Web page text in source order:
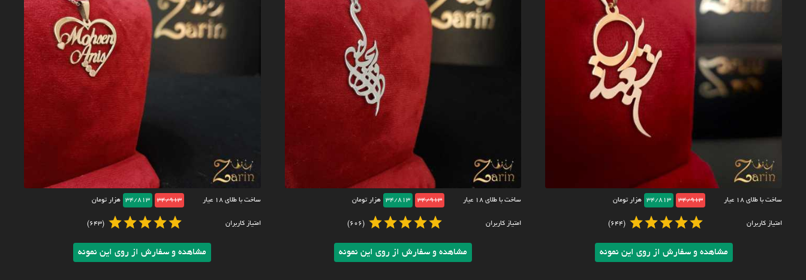
ساخت با طلای ۱۸ عیار 34/913
34/813 هزار تومان
امتیاز کاربران (644)
مشاهده و سفارش از روی این نمونه
ساخت با طلای ۱۸ عیار 34/913
34/813 هزار تومان
امتیاز کاربران (606)
مشاهده و سفارش از روی این نمونه
ساخت با طلای ۱۸ عیار 34/913
34/813 هزار تومان
امتیاز کاربران (643)
مشاهده و سفارش از روی این نمونه